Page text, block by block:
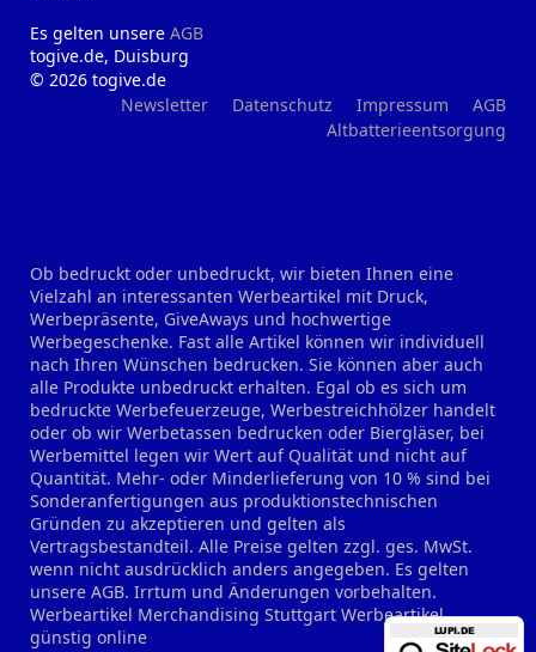
Es gelten unsere AGB
togive.de, Duisburg
© 2026 togive.de
Newsletter
Datenschutz Impressum
AGB
Altbatterieentsorgung
Ob bedruckt oder unbedruckt, wir bieten Ihnen eine
Vielzahl an interessanten Werbeartikel mit Druck,
Werbepräsente, GiveAways und hochwertige
Werbegeschenke. Fast alle Artikel können wir individuell
nach Ihren Wünschen bedrucken. Sie können aber auch
alle Produkte unbedruckt erhalten. Egal ob es sich um
bedruckte Werbefeuerzeuge, Werbestreichhölzer handelt
oder ob wir Werbetassen bedrucken oder Biergläser, bei
Werbemittel legen wir Wert auf Qualität und nicht auf
Quantität. Mehr- oder Minderlieferung von 10 % sind bei
Sonderanfertigungen aus produktionstechnischen
Gründen zu akzeptieren und gelten als
Vertragsbestandteil. Alle Preise gelten zzgl. ges. MwSt.
wenn nicht ausdrücklich anders angegeben. Es gelten
unsere AGB. Irrtum und Änderungen vorbehalten.
Werbeartikel Merchandising Stuttgart Werbeartikel
günstig online